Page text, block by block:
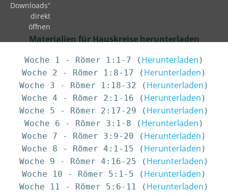
Downloads“
direkt
öffnen
Materialien für Hauskreise herunterladen
Woche 1 - Römer 1:1-7 ( Herunterladen )
Woche 2 - Römer 1:8-17 ( Herunterladen )
Woche 3 - Römer 1:18-32 ( Herunterladen )
Woche 4 - Römer 2:1-16 ( Herunterladen )
Woche 5 - Römer 2:17-29 ( Herunterladen )
Woche 6 - Römer 3:1-8 ( Herunterladen )
Woche 7 - Römer 3:9-20 ( Herunterladen )
Woche 8 - Römer 4:1-15 ( Herunterladen )
Woche 9 - Römer 4:16-25 ( Herunterladen )
Woche 10 - Römer 5:1-5 ( Herunterladen )
Woche 11 - Römer 5:6-11 ( Herunterladen )